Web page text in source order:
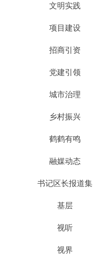
文明实践
项目建设
招商引资
党建引领
城市治理
乡村振兴
鹤鹤有鸣
融媒动态
书记区长报道集
基层
视听
视界